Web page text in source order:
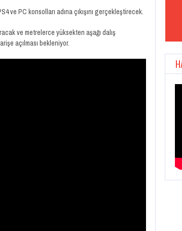
ve PC konsolları adına çıkışını gerçekleştirecek.
ve metrelerce yüksekten aşağı dalış
açılması bekleniyor.